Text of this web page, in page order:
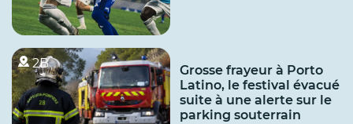
2B
Grosse frayeur à Porto
Latino, le festival évacué
suite à une alerte sur le
parking souterrain